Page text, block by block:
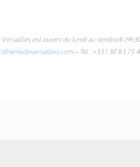
est ouvert du lundi au vendredi
– Tel : +33 1 30 83 75